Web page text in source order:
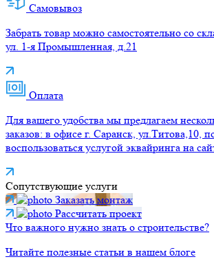
Самовывоз
Забрать товар можно самостоятельно со
ул. 1-я Промышленная, д.21
Оплата
Для вашего удобства мы предлагаем
заказов: в офисе г. Саранск, ул.Титова,10,
воспользоваться услугой эквайринга на
Сопутствующие услуги
Заказать монтаж
Рассчитать проект
Что важного нужно знать о строительстве?
Читайте полезные статьи в нашем блоге